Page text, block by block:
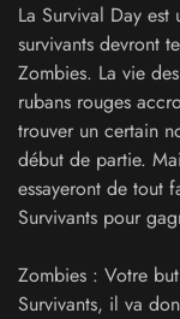
La Survival Day
survivants devront
Zombies. La vie
rubans rouges
trouver un certain
début de partie.
essayeront de tout
Survivants pour
Zombies : Votre
Survivants, il va